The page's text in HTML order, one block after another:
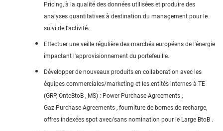
Pricing, à la qualité des données utilisées et produire des
analyses quantitatives à destination du management pour le
suivi de l'activité.
Effectuer une veille régulière des marchés européens de l'énergie
impactant l'approvisionnement du portefeuille.
Développer de nouveaux produits en collaboration avec les
équipes commerciales/marketing et les entités internes à TE
(GRP, OnteBtoB , MS) : Power Purchase Agreements ,
Gaz Purchase Agreements , fourniture de bornes de recharge,
offres indexées spot avec/sans nomination pour le Large BtoB .